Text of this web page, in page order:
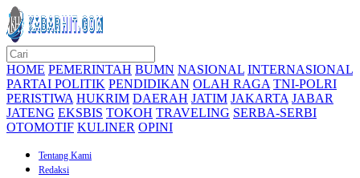
HOME PEMERINTAH BUMN NASIONAL INTERNASIONAL
PARTAI POLITIK PENDIDIKAN OLAH RAGA TNI-POLRI
PERISTIWA HUKRIM DAERAH JATIM JAKARTA JABAR
JATENG EKSBIS TOKOH TRAVELING SERBA-SERBI
OTOMOTIF KULINER OPINI
Tentang Kami
Redaksi